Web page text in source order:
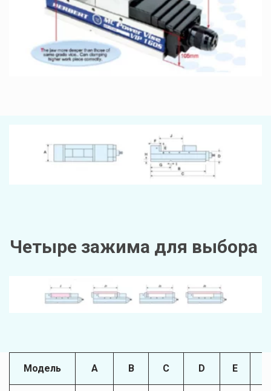
Четыре зажима для выбора
Модель А В C D E